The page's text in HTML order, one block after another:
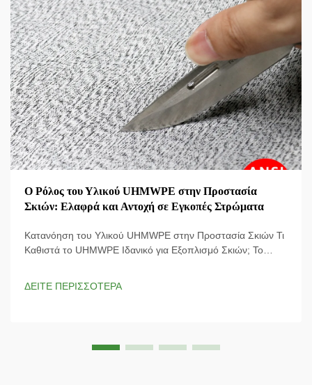
Ο Ρόλος του Υλικού UHMWPE στην Προστασία
Σκιών: Ελαφρά και Αντοχή σε Εγκοπές Στρώματα
Κατανόηση του Υλικού UHMWPE στην Προστασία Σκιών Τι
Καθιστά το UHMWPE Ιδανικό για Εξοπλισμό Σκιών; Το
ΔΕΙΤΕ ΠΕΡΙΣΣΟΤΕΡΑ